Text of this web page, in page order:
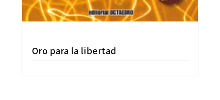
Oro para la libertad